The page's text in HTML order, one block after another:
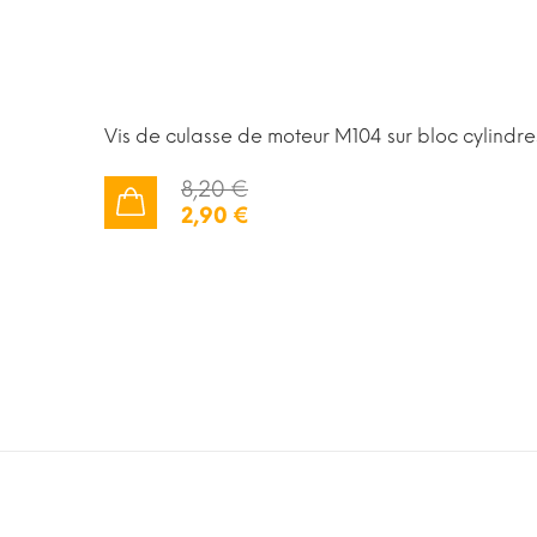
Vis de culasse de moteur M104 sur bloc
8,20 €
2,90 €